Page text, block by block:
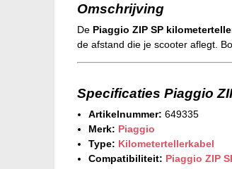
Omschrijving
De Piaggio ZIP SP
de afstand die je scooter aflegt.
Specificaties Piaggio
Artikelnummer: 649335
Merk: Piaggio
Type: Kilometertellerkabel
Compatibiliteit: Piaggio ZIP